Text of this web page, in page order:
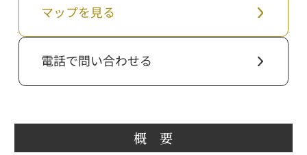
マップを見る
電話で問い合わせる
概 要